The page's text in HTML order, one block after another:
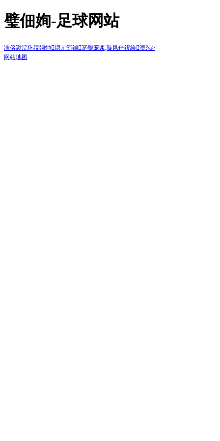
璧佃姰-足球网站
濡傛灉浣犵殑娴忚鍣ㄤ笉鏀寔璺宠浆,璇风偣鍑绘澶?/a>
网站地图